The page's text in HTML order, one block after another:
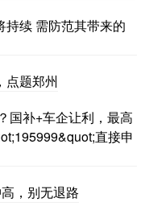
续 需防范其带来的
点题郑州
国补+车企让利，最高
直接申
，别无退路